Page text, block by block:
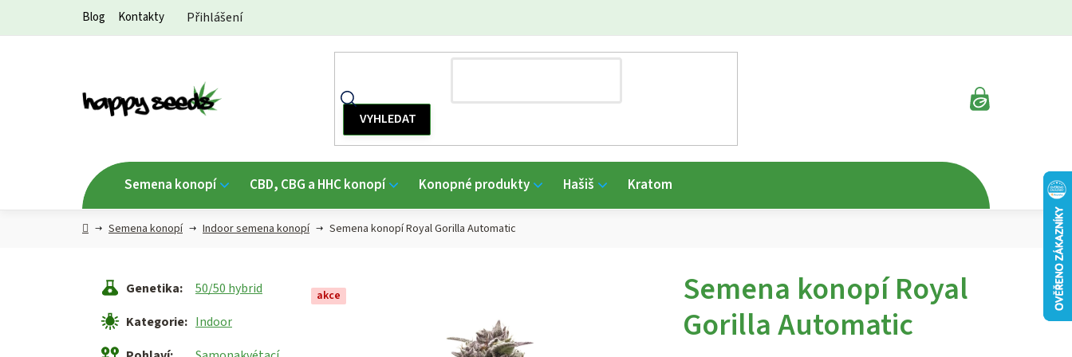
Blog Kontakty Přihlášení
NÁKUPNÍ
Semena konopí CBD, CBG a HHC konopí Konopné produkty Hašiš Kratom
HlavníSemena konopí Indoor semena konopí Semena konopí Royal Gorilla Automatic
Semena konopí Royal
Gorilla Automatic
akce
Genetika:
50/50 hybrid
Kategorie: Indoor